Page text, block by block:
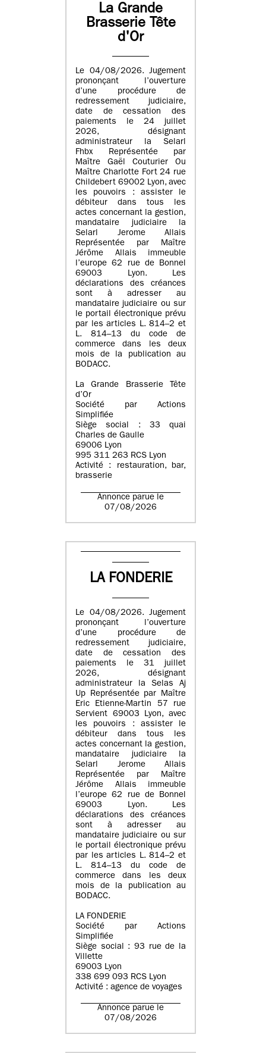
La Grande
Brasserie Tête
d'Or
Le 04/08/2026. Jugement
prononçant l’ouverture
d’une procédure de
redressement judiciaire,
date de cessation des
paiements le 24 juillet
2026, désignant
administrateur la Selarl
Fhbx Représentée par
Maître Gaël Couturier Ou
Maître Charlotte Fort 24 rue
Childebert 69002 Lyon, avec
les pouvoirs : assister le
débiteur dans tous les
actes concernant la gestion,
mandataire judiciaire la
Selarl Jerome Allais
Représentée par Maître
Jérôme Allais immeuble
l’europe 62 rue de Bonnel
69003 Lyon. Les
déclarations des créances
sont à adresser au
mandataire judiciaire ou sur
le portail électronique prévu
par les articles L. 814–2 et
L. 814–13 du code de
commerce dans les deux
mois de la publication au
BODACC.
La Grande Brasserie Tête
d’Or
Société par Actions
Simplifiée
Siège social : 33 quai
Charles de Gaulle
69006 Lyon
995 311 263 RCS Lyon
Activité : restauration, bar,
brasserie
Annonce parue le
07/08/2026
LA FONDERIE
Le 04/08/2026. Jugement
prononçant l’ouverture
d’une procédure de
redressement judiciaire,
date de cessation des
paiements le 31 juillet
2026, désignant
administrateur la Selas Aj
Up Représentée par Maître
Eric Etienne-Martin 57 rue
Servient 69003 Lyon, avec
les pouvoirs : assister le
débiteur dans tous les
actes concernant la gestion,
mandataire judiciaire la
Selarl Jerome Allais
Représentée par Maître
Jérôme Allais immeuble
l’europe 62 rue de Bonnel
69003 Lyon. Les
déclarations des créances
sont à adresser au
mandataire judiciaire ou sur
le portail électronique prévu
par les articles L. 814–2 et
L. 814–13 du code de
commerce dans les deux
mois de la publication au
BODACC.
LA FONDERIE
Société par Actions
Simplifiée
Siège social : 93 rue de la
Villette
69003 Lyon
338 699 093 RCS Lyon
Activité : agence de voyages
Annonce parue le
07/08/2026